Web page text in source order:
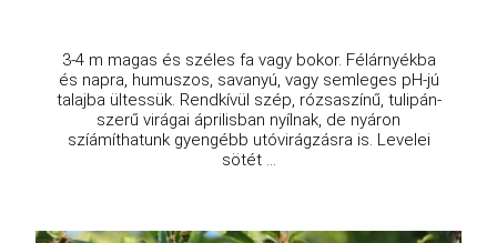
3-4 m magas és széles fa vagy bokor. Félárnyékba
és napra, humuszos, savanyú, vagy semleges pH-jú
talajba ültessük. Rendkívül szép, rózsaszínű, tulipán-
szerű virágai áprilisban nyílnak, de nyáron
szíámíthatunk gyengébb utóvirágzásra is. Levelei
sötét ...